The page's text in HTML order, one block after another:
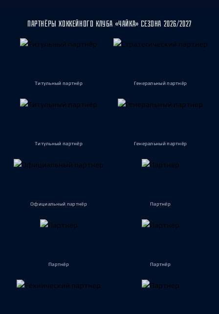
ПАРТНЁРЫ ХОККЕЙНОГО КЛУБА «ЧАЙКА» СЕЗОНА 2026/2027
Титульный партнёр Генеральный партнёр
Титульный партнёр Генеральный партнёр
Официальный партнёр Партнёр
Партнёр Партнёр